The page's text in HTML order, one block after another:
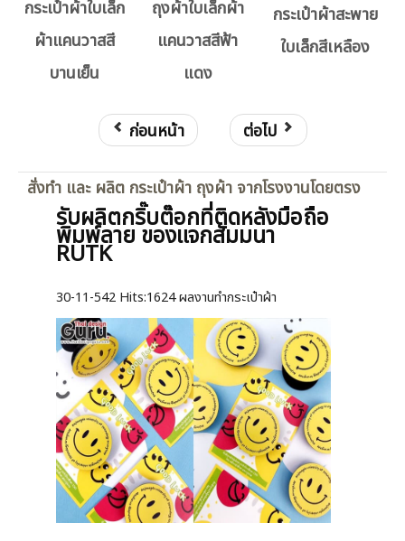
กระเป๋าผ้าใบเล็ก
ผ้าแคนวาสสี
บานเย็น
ถุงผ้าใบเล็กผ้า
แคนวาสสีฟ้า
แดง
กระเป๋าผ้าสะพาย
ใบเล็กสีเหลือง
ก่อนหน้า ต่อไป
สั่งทำ และ ผลิต กระเป๋าผ้า ถุงผ้า จากโรงงานโดยตรง
รับผลิตกริ๊บต๊อกที่ติดหลังมือถือ
พิมพ์ลาย ของแจกสัมมนา
RUTK
30-11-542 Hits:1624 ผลงานทำกระเป๋าผ้า